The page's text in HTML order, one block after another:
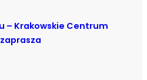
– Krakowskie Centrum